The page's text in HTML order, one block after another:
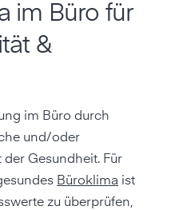
im Büro für
&
im Büro durch
und/oder
Gesundheit. Für
Büroklima ist
zu überprüfen,